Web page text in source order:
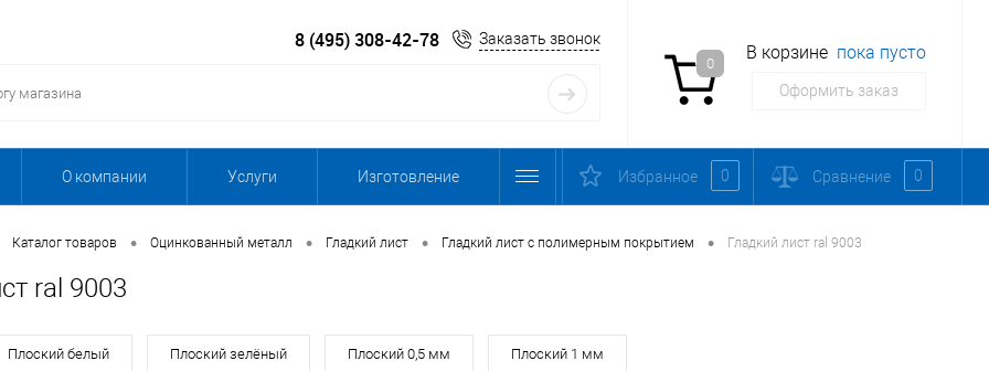
8 (495) 308-42-78 Заказать звонок
0
В корзине пока пусто
Оформить заказ
О компании Услуги Изготовление Избранное 0 Сравнение 0
Каталог товаров • Оцинкованный металл • Гладкий лист • Гладкий лист с полимерным покрытием • Гладкий лист ral 9003
ral 9003
Плоский белый Плоский зелёный Плоский 0,5 мм Плоский 1 мм